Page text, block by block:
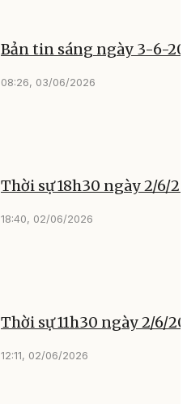
Bản tin sáng ngày 3-6-
08:26, 03/06/2026
Thời sự 18h30 ngày 2/6/
18:40, 02/06/2026
Thời sự 11h30 ngày 2/6/
12:11, 02/06/2026